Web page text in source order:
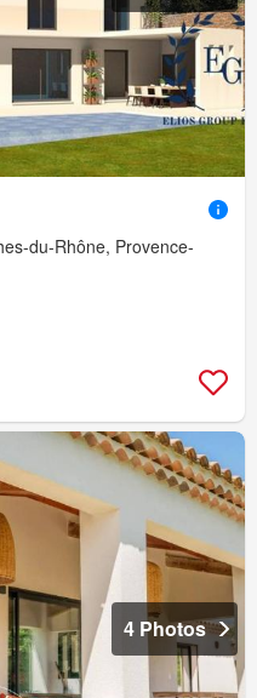
du-Rhône, Provence-
4 Photos